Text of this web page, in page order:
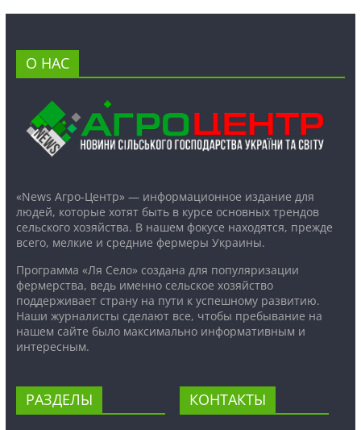
О НАС
«News Агро-Центр» — информационное издание для
людей, которые хотят быть в курсе основных трендов
сельского хозяйства. В нашем фокусе находятся, прежде
всего, мелкие и средние фермеры Украины.
Программа «Ля Село» создана для популяризации
фермерства, ведь именно сельское хозяйство
поддерживает страну на пути к успешному развитию.
Наши журналисты сделают все, чтобы пребывание на
нашем сайте было максимально информативным и
интересным.
РАЗДЕЛЫ КОНТАКТЫ